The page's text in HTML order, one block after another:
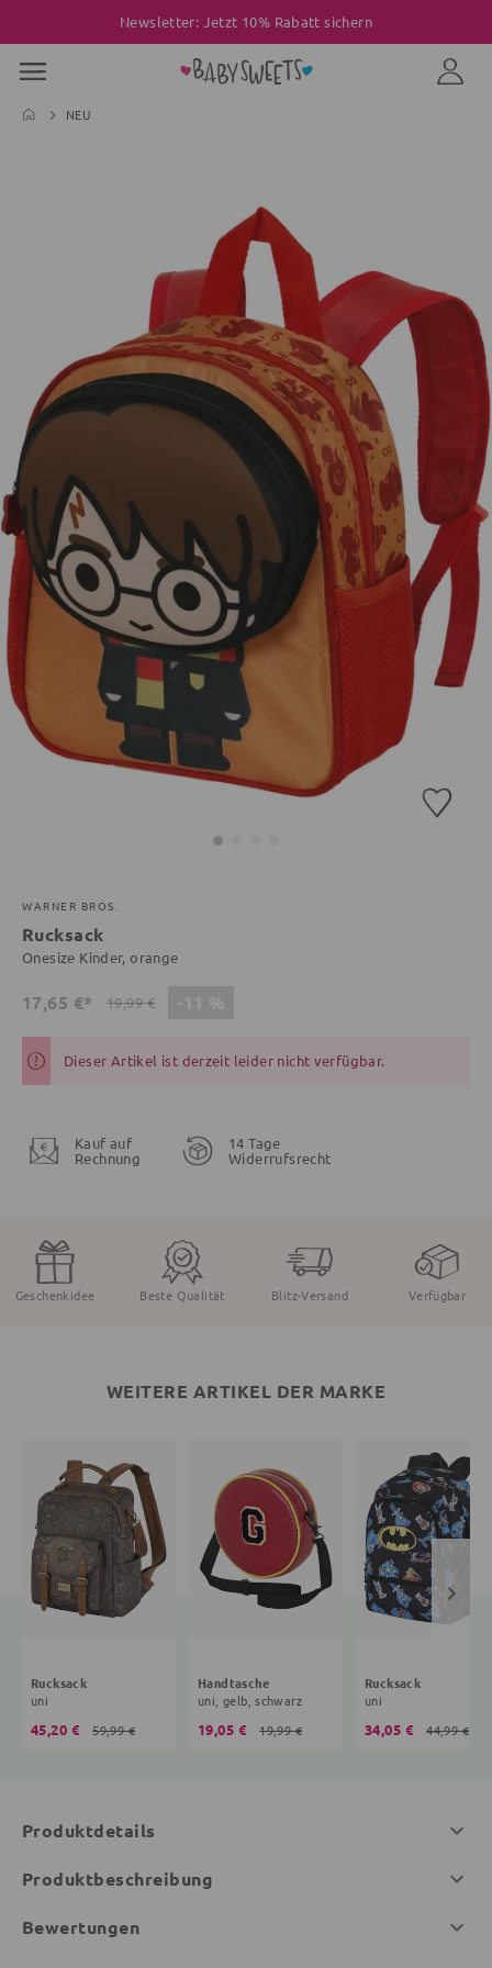
Newsletter: Jetzt 10% Rabatt sichern
NEU
WARNER BROS.
Rucksack
Onesize Kinder, orange
17,65 €* 19,99 €
Dieser Artikel ist derzeit leider nicht verfügbar.
Kauf auf
Rechnung
14 Tage
Widerrufsrecht
Geschenkidee Beste Qualität Blitz-Versand Verfügbar
WEITERE ARTIKEL DER MARKE
Rucksack
uni
45,20 € 59,99 €
Handtasche
uni, gelb, schwarz
19,05 € 19,99 €
Rucksack
uni
34,05 € 44,99 €
Produktdetails
Produktbeschreibung
Bewertungen